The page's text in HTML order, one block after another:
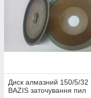
Диск алмазний 150/5/32
BAZIS заточування пил